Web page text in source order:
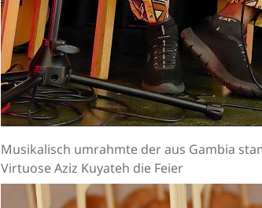
Musikalisch umrahmte der aus Gambia
Virtuose Aziz Kuyateh die Feier